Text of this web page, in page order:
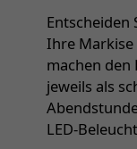
Entscheiden
Ihre
machen den
jeweils als
LED-